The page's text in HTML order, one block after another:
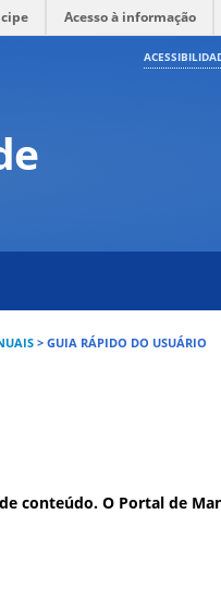
Acesso à informação
> GUIA RÁPIDO DO USUÁRIO
conteúdo. O Portal de